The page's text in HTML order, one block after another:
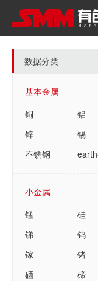
数据分类
基本金属
铜
铝
锌
锡
不锈钢
小金属
锰
硅
锑
钨
镓
锗
硒
碲